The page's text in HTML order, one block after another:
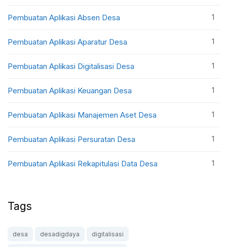
Pembuatan Aplikasi Absen Desa 1
Pembuatan Aplikasi Aparatur Desa 1
Pembuatan Aplikasi Digitalisasi Desa 1
Pembuatan Aplikasi Keuangan Desa 1
Pembuatan Aplikasi Manajemen Aset Desa 1
Pembuatan Aplikasi Persuratan Desa 1
Pembuatan Aplikasi Rekapitulasi Data Desa 1
Tags
desa desadigdaya digitalisasi